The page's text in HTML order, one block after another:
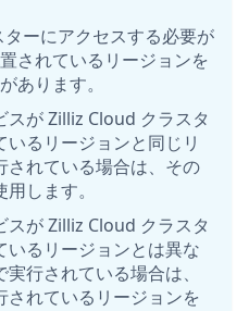
ーにアクセスする必要が
されているリージョンを
あります。
スが Zilliz Cloud クラスタ
いるリージョンと同じリ
されている場合は、その
します。
スが Zilliz Cloud クラスタ
いるリージョンとは異な
行されている場合は、
されているリージョンを